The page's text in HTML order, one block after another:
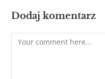
Dodaj komentarz